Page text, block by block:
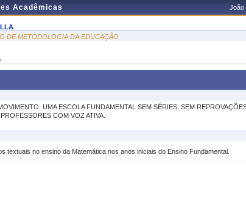
Acadêmicas João
DE METODOLOGIA DA EDUCAÇÃO
UMA ESCOLA FUNDAMENTAL SEM SÉRIES, SEM
COM VOZ ATIVA.
textuais no ensino da Matemática nos anos iniciais do Ensino Fundamental.